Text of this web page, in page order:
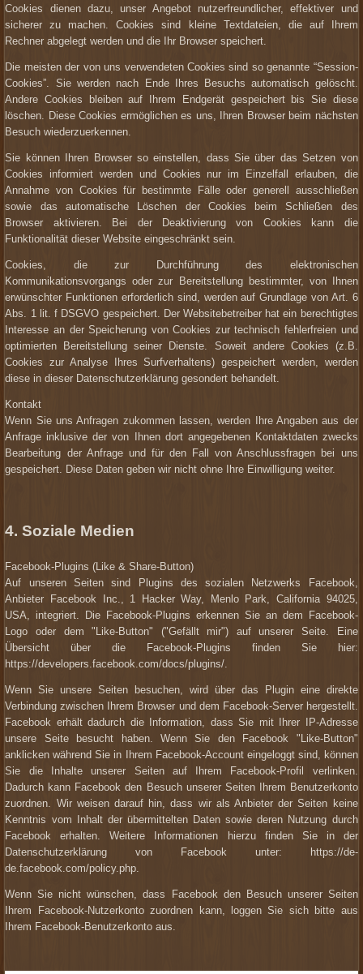
Cookies dienen dazu, unser Angebot nutzerfreundlicher, effektiver und
sicherer zu machen. Cookies sind kleine Textdateien, die auf Ihrem
Rechner abgelegt werden und die Ihr Browser speichert.
Die meisten der von uns verwendeten Cookies sind so genannte “Session-
Cookies”. Sie werden nach Ende Ihres Besuchs automatisch gelöscht.
Andere Cookies bleiben auf Ihrem Endgerät gespeichert bis Sie diese
löschen. Diese Cookies ermöglichen es uns, Ihren Browser beim nächsten
Besuch wiederzuerkennen.
Sie können Ihren Browser so einstellen, dass Sie über das Setzen von
Cookies informiert werden und Cookies nur im Einzelfall erlauben, die
Annahme von Cookies für bestimmte Fälle oder generell ausschließen
sowie das automatische Löschen der Cookies beim Schließen des
Browser aktivieren. Bei der Deaktivierung von Cookies kann die
Funktionalität dieser Website eingeschränkt sein.
Cookies, die zur Durchführung des elektronischen
Kommunikationsvorgangs oder zur Bereitstellung bestimmter, von Ihnen
erwünschter Funktionen erforderlich sind, werden auf Grundlage von Art. 6
Abs. 1 lit. f DSGVO gespeichert. Der Websitebetreiber hat ein berechtigtes
Interesse an der Speicherung von Cookies zur technisch fehlerfreien und
optimierten Bereitstellung seiner Dienste. Soweit andere Cookies (z.B.
Cookies zur Analyse Ihres Surfverhaltens) gespeichert werden, werden
diese in dieser Datenschutzerklärung gesondert behandelt.
Kontakt
Wenn Sie uns Anfragen zukommen lassen, werden Ihre Angaben aus der
Anfrage inklusive der von Ihnen dort angegebenen Kontaktdaten zwecks
Bearbeitung der Anfrage und für den Fall von Anschlussfragen bei uns
gespeichert. Diese Daten geben wir nicht ohne Ihre Einwilligung weiter.
4. Soziale Medien
Facebook-Plugins (Like & Share-Button)
Auf unseren Seiten sind Plugins des sozialen Netzwerks Facebook,
Anbieter Facebook Inc., 1 Hacker Way, Menlo Park, California 94025,
USA, integriert. Die Facebook-Plugins erkennen Sie an dem Facebook-
Logo oder dem "Like-Button" ("Gefällt mir") auf unserer Seite. Eine
Übersicht über die Facebook-Plugins finden Sie hier:
https://developers.facebook.com/docs/plugins/.
Wenn Sie unsere Seiten besuchen, wird über das Plugin eine direkte
Verbindung zwischen Ihrem Browser und dem Facebook-Server hergestellt.
Facebook erhält dadurch die Information, dass Sie mit Ihrer IP-Adresse
unsere Seite besucht haben. Wenn Sie den Facebook "Like-Button"
anklicken während Sie in Ihrem Facebook-Account eingeloggt sind, können
Sie die Inhalte unserer Seiten auf Ihrem Facebook-Profil verlinken.
Dadurch kann Facebook den Besuch unserer Seiten Ihrem Benutzerkonto
zuordnen. Wir weisen darauf hin, dass wir als Anbieter der Seiten keine
Kenntnis vom Inhalt der übermittelten Daten sowie deren Nutzung durch
Facebook erhalten. Weitere Informationen hierzu finden Sie in der
Datenschutzerklärung von Facebook unter: https://de-
de.facebook.com/policy.php.
Wenn Sie nicht wünschen, dass Facebook den Besuch unserer Seiten
Ihrem Facebook-Nutzerkonto zuordnen kann, loggen Sie sich bitte aus
Ihrem Facebook-Benutzerkonto aus.